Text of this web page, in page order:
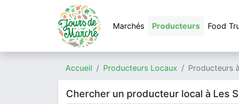
Marchés Producteurs Food
Accueil Producteurs Locaux Producteurs
Chercher un producteur local à Les